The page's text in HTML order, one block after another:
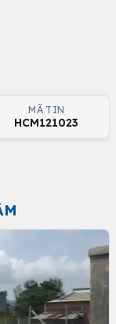
MÃ TIN
HCM121023